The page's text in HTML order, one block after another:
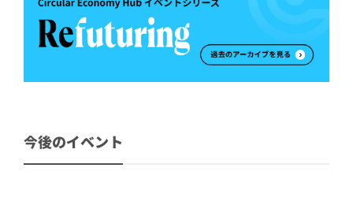
今後のイベント